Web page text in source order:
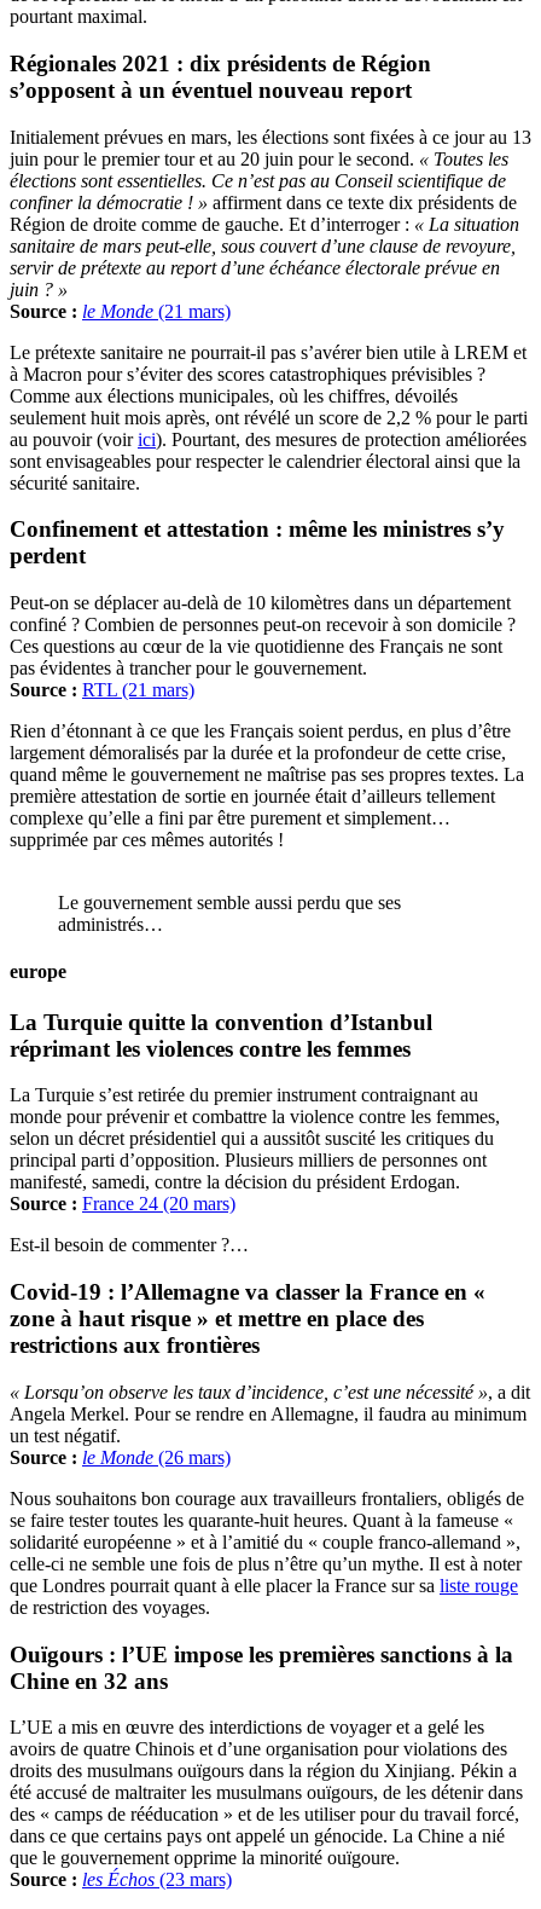
pourtant maximal.
Régionales 2021 : dix présidents de Région
s’opposent à un éventuel nouveau report
Initialement prévues en mars, les élections sont fixées à ce jour au 13
juin pour le premier tour et au 20 juin pour le second. « Toutes les
élections sont essentielles. Ce n’est pas au Conseil scientifique de
confiner la démocratie ! » affirment dans ce texte dix présidents de
Région de droite comme de gauche. Et d’interroger : « La situation
sanitaire de mars peut-elle, sous couvert d’une clause de revoyure,
servir de prétexte au report d’une échéance électorale prévue en
juin ? »
Source : le Monde (21 mars)
Le prétexte sanitaire ne pourrait-il pas s’avérer bien utile à LREM et
à Macron pour s’éviter des scores catastrophiques prévisibles ?
Comme aux élections municipales, où les chiffres, dévoilés
seulement huit mois après, ont révélé un score de 2,2 % pour le parti
au pouvoir (voirici). Pourtant, des mesures de protection améliorées
sont envisageables pour respecter le calendrier électoral ainsi que la
sécurité sanitaire.
Confinement et attestation : même les ministres s’y
perdent
Peut-on se déplacer au-delà de 10 kilomètres dans un département
confiné ? Combien de personnes peut-on recevoir à son domicile ?
Ces questions au cœur de la vie quotidienne des Français ne sont
pas évidentes à trancher pour le gouvernement.
Source : RTL (21 mars)
Rien d’étonnant à ce que les Français soient perdus, en plus d’être
largement démoralisés par la durée et la profondeur de cette crise,
quand même le gouvernement ne maîtrise pas ses propres textes. La
première attestation de sortie en journée était d’ailleurs tellement
complexe qu’elle a fini par être purement et simplement…
supprimée par ces mêmes autorités !
Le gouvernement semble aussi perdu que ses
administrés…
europe
La Turquie quitte la convention d’Istanbul
réprimant les violences contre les femmes
La Turquie s’est retirée du premier instrument contraignant au
monde pour prévenir et combattre la violence contre les femmes,
selon un décret présidentiel qui a aussitôt suscité les critiques du
principal parti d’opposition. Plusieurs milliers de personnes ont
manifesté, samedi, contre la décision du président Erdogan.
Source : France 24 (20 mars)
Est-il besoin de commenter ?…
Covid-19 : l’Allemagne va classer la France en «
zone à haut risque » et mettre en place des
restrictions aux frontières
« Lorsqu’on observe les taux d’incidence, c’est une nécessité », a dit
Angela Merkel. Pour se rendre en Allemagne, il faudra au minimum
un test négatif.
Source : le Monde (26 mars)
Nous souhaitons bon courage aux travailleurs frontaliers, obligés de
se faire tester toutes les quarante-huit heures. Quant à la fameuse «
solidarité européenne » et à l’amitié du « couple franco-allemand »,
celle-ci ne semble une fois de plus n’être qu’un mythe. Il est à noter
que Londres pourrait quant à elle placer la France sur sa liste rouge
de restriction des voyages.
Ouïgours : l’UE impose les premières sanctions à la
Chine en 32 ans
L’UE a mis en œuvre des interdictions de voyager et a gelé les
avoirs de quatre Chinois et d’une organisation pour violations des
droits des musulmans ouïgours dans la région du Xinjiang. Pékin a
été accusé de maltraiter les musulmans ouïgours, de les détenir dans
des « camps de rééducation » et de les utiliser pour du travail forcé,
dans ce que certains pays ont appelé un génocide. La Chine a nié
que le gouvernement opprime la minorité ouïgoure.
Source : les Échos (23 mars)